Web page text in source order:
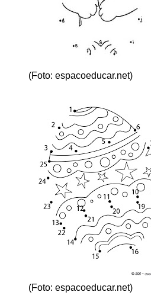
(Foto: espacoeducar.net)
(Foto: espacoeducar.net)